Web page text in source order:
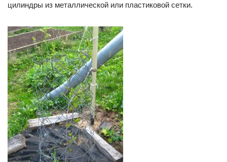
цилиндры из металлической или пластиковой сетки.